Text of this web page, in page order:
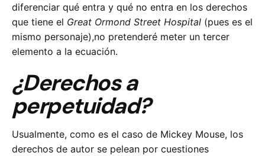
diferenciar qué entra y qué no entra en los derechos
que tiene el Great Ormond Street Hospital (pues es el
mismo personaje),no pretenderé meter un tercer
elemento a la ecuación.
¿Derechos a
perpetuidad?
Usualmente, como es el caso de Mickey Mouse, los
derechos de autor se pelean por cuestiones